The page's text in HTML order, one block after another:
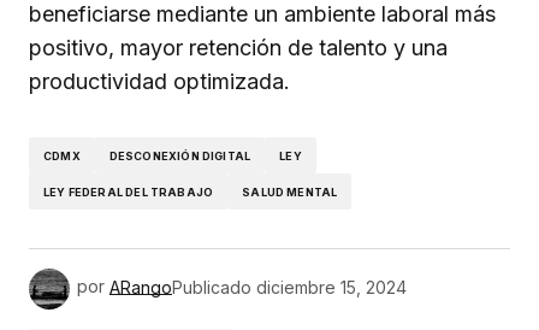
beneficiarse mediante un ambiente laboral más
positivo, mayor retención de talento y una
productividad optimizada.
CDMX DESCONEXIÓN DIGITAL LEY
LEY FEDERAL DEL TRABAJO SALUD MENTAL
por ARangoPublicado diciembre 15, 2024